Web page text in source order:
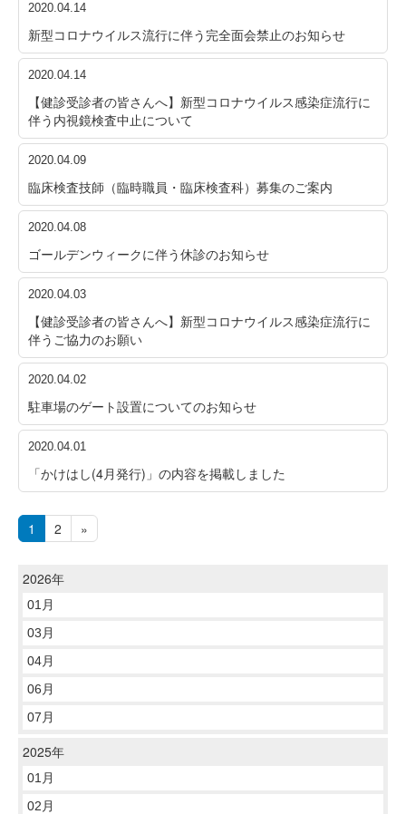
2020.04.14
新型コロナウイルス流行に伴う完全面会禁止のお知らせ
2020.04.14
【健診受診者の皆さんへ】新型コロナウイルス感染症流行に
伴う内視鏡検査中止について
2020.04.09
臨床検査技師（臨時職員・臨床検査科）募集のご案内
2020.04.08
ゴールデンウィークに伴う休診のお知らせ
2020.04.03
【健診受診者の皆さんへ】新型コロナウイルス感染症流行に
伴うご協力のお願い
2020.04.02
駐車場のゲート設置についてのお知らせ
2020.04.01
「かけはし(4月発行)」の内容を掲載しました
1 2 »
2026年
01月
03月
04月
06月
07月
2025年
01月
02月